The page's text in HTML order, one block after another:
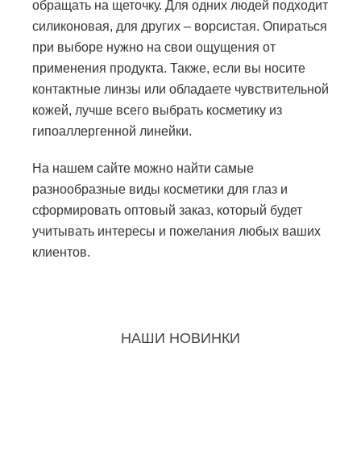
обращать на щеточку. Для одних людей подходит
силиконовая, для других – ворсистая. Опираться
при выборе нужно на свои ощущения от
применения продукта. Также, если вы носите
контактные линзы или обладаете чувствительной
кожей, лучше всего выбрать косметику из
гипоаллергенной линейки.
На нашем сайте можно найти самые
разнообразные виды косметики для глаз и
сформировать оптовый заказ, который будет
учитывать интересы и пожелания любых ваших
клиентов.
НАШИ НОВИНКИ